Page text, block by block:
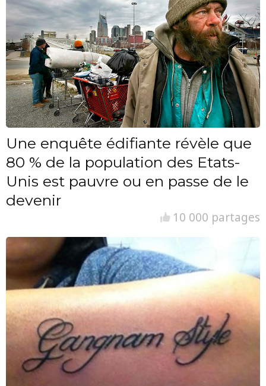
Une enquête édifiante révèle que
80 % de la population des Etats-
Unis est pauvre ou en passe de le
devenir
10 000 partages